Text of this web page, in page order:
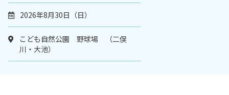
2026年8月30日（日）
こども自然公園 野球場 （二俣
川・大池）